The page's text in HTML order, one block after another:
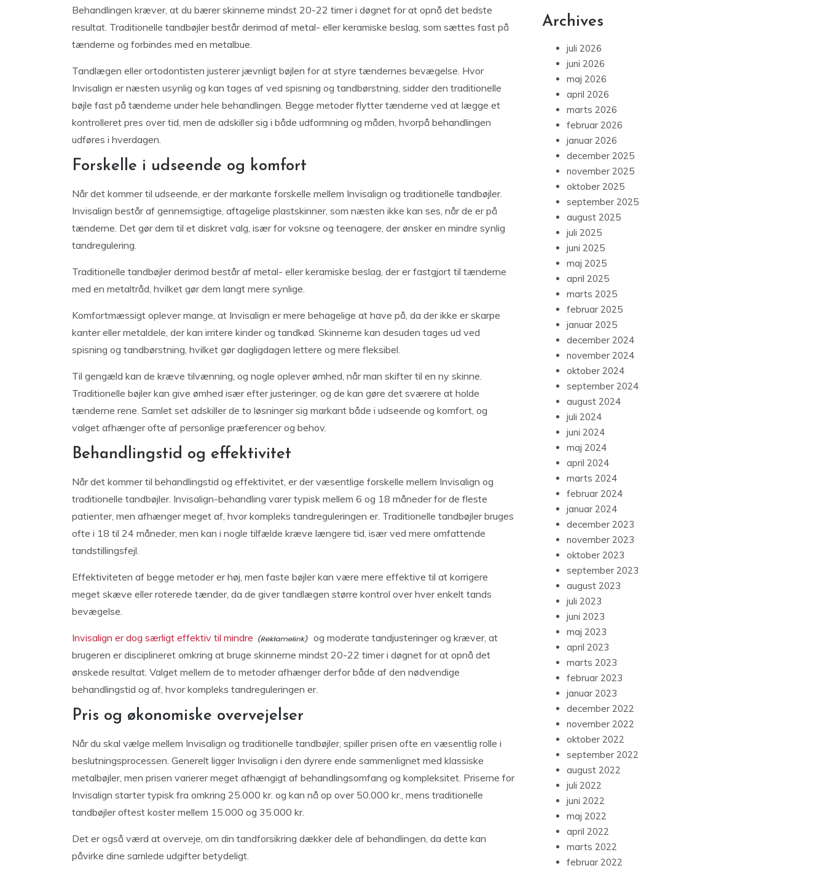
Behandlingen kræver, at du bærer skinnerne mindst 20-22 timer i døgnet for at opnå det bedste
resultat. Traditionelle tandbøjler består derimod af metal- eller keramiske beslag, som sættes fast på
tænderne og forbindes med en metalbue.
Tandlægen eller ortodontisten justerer jævnligt bøjlen for at styre tændernes bevægelse. Hvor
Invisalign er næsten usynlig og kan tages af ved spisning og tandbørstning, sidder den traditionelle
bøjle fast på tænderne under hele behandlingen. Begge metoder flytter tænderne ved at lægge et
kontrolleret pres over tid, men de adskiller sig i både udformning og måden, hvorpå behandlingen
udføres i hverdagen.
Forskelle i udseende og komfort
Når det kommer til udseende, er der markante forskelle mellem Invisalign og traditionelle tandbøjler.
Invisalign består af gennemsigtige, aftagelige plastskinner, som næsten ikke kan ses, når de er på
tænderne. Det gør dem til et diskret valg, især for voksne og teenagere, der ønsker en mindre synlig
tandregulering.
Traditionelle tandbøjler derimod består af metal- eller keramiske beslag, der er fastgjort til tænderne
med en metaltråd, hvilket gør dem langt mere synlige.
Komfortmæssigt oplever mange, at Invisalign er mere behagelige at have på, da der ikke er skarpe
kanter eller metaldele, der kan irritere kinder og tandkød. Skinnerne kan desuden tages ud ved
spisning og tandbørstning, hvilket gør dagligdagen lettere og mere fleksibel.
Til gengæld kan de kræve tilvænning, og nogle oplever ømhed, når man skifter til en ny skinne.
Traditionelle bøjler kan give ømhed især efter justeringer, og de kan gøre det sværere at holde
tænderne rene. Samlet set adskiller de to løsninger sig markant både i udseende og komfort, og
valget afhænger ofte af personlige præferencer og behov.
Behandlingstid og effektivitet
Når det kommer til behandlingstid og effektivitet, er der væsentlige forskelle mellem Invisalign og
traditionelle tandbøjler. Invisalign-behandling varer typisk mellem 6 og 18 måneder for de fleste
patienter, men afhænger meget af, hvor kompleks tandreguleringen er. Traditionelle tandbøjler bruges
ofte i 18 til 24 måneder, men kan i nogle tilfælde kræve længere tid, især ved mere omfattende
tandstillingsfejl.
Effektiviteten af begge metoder er høj, men faste bøjler kan være mere effektive til at korrigere
meget skæve eller roterede tænder, da de giver tandlægen større kontrol over hver enkelt tands
bevægelse.
Invisalign er dog særligt effektiv til mindre
og moderate tandjusteringer og kræver, at
brugeren er disciplineret omkring at bruge skinnerne mindst 20-22 timer i døgnet for at opnå det
ønskede resultat. Valget mellem de to metoder afhænger derfor både af den nødvendige
behandlingstid og af, hvor kompleks tandreguleringen er.
Pris og økonomiske overvejelser
Når du skal vælge mellem Invisalign og traditionelle tandbøjler, spiller prisen ofte en væsentlig rolle i
beslutningsprocessen. Generelt ligger Invisalign i den dyrere ende sammenlignet med klassiske
metalbøjler, men prisen varierer meget afhængigt af behandlingsomfang og kompleksitet. Priserne for
Invisalign starter typisk fra omkring 25.000 kr. og kan nå op over 50.000 kr., mens traditionelle
tandbøjler oftest koster mellem 15.000 og 35.000 kr.
Det er også værd at overveje, om din tandforsikring dækker dele af behandlingen, da dette kan
påvirke dine samlede udgifter betydeligt.
Archives
juli 2026
juni 2026
maj 2026
april 2026
marts 2026
februar 2026
januar 2026
december 2025
november 2025
oktober 2025
september 2025
august 2025
juli 2025
juni 2025
maj 2025
april 2025
marts 2025
februar 2025
januar 2025
december 2024
november 2024
oktober 2024
september 2024
august 2024
juli 2024
juni 2024
maj 2024
april 2024
marts 2024
februar 2024
januar 2024
december 2023
november 2023
oktober 2023
september 2023
august 2023
juli 2023
juni 2023
maj 2023
april 2023
marts 2023
februar 2023
januar 2023
december 2022
november 2022
oktober 2022
september 2022
august 2022
juli 2022
juni 2022
maj 2022
april 2022
marts 2022
februar 2022